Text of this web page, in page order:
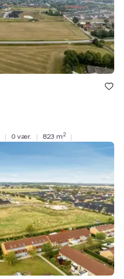
| 0 vær. | 823 m2 |